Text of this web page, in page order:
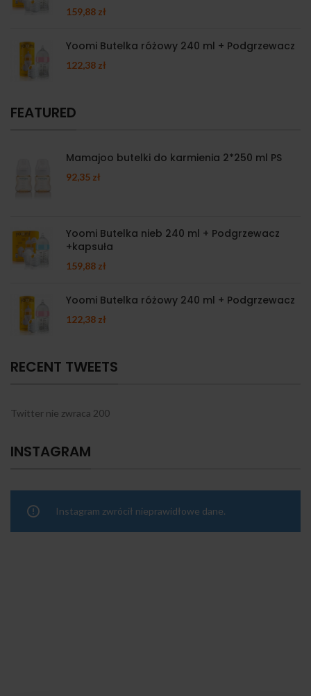
159,88 zł
Yoomi Butelka różowy 240 ml + Podgrzewacz
122,38 zł
FEATURED
Mamajoo butelki do karmienia 2*250 ml PS
92,35 zł
Yoomi Butelka nieb 240 ml + Podgrzewacz
+kapsuła
159,88 zł
Yoomi Butelka różowy 240 ml + Podgrzewacz
122,38 zł
RECENT TWEETS
Twitter nie zwraca 200
INSTAGRAM
Instagram zwrócił nieprawidłowe dane.